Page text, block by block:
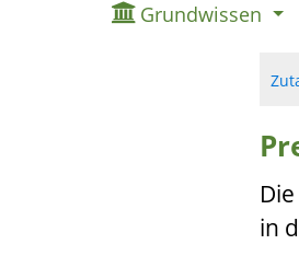
Grundwissen
in